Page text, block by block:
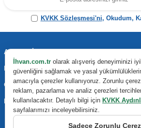
KVKK Sözleşmesi'ni, Okudum,
Adres & İletişim
Kategoriler
Önemli Bilgiler
Hızlı Erişim
İhvan.com.tr olarak alışveriş deneyiminizi
güvenliğini sağlamak ve yasal
amacıyla çerezler kullanıyoruz. Zorunlu
reklam, pazarlama ve analiz çerezleri
kullanılacaktır. Detaylı bilgi için KVKK
sayfalarımızı inceleyebilirsiniz.
Sadece Zorunlu